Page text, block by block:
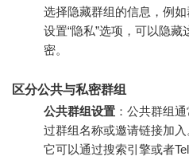
选择隐藏群组的信息，例
设置“隐私”选项，可以隐
密。
区分公共与私密群组
公共群组设置 ：公共群组
过群组名称或邀请链接加
它可以通过搜索引擎或者